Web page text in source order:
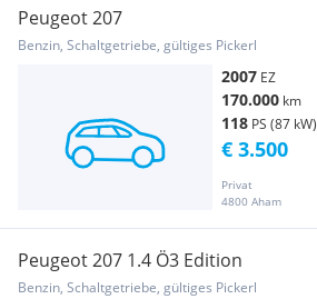
Peugeot 207
Benzin, Schaltgetriebe, gültiges Pickerl
2007 EZ
170.000 km
118 PS (87 kW)
Privat
4800 Aham
€ 3.500
Peugeot 207 1.4 Ö3 Edition
Benzin, Schaltgetriebe, gültiges Pickerl